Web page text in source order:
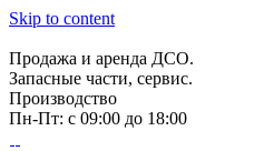
Skip to content
Продажа и аренда ДСО.
Запасные части, сервис.
Производство
Пн-Пт: с 09:00 до 18:00